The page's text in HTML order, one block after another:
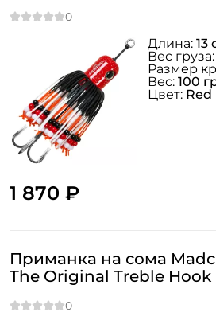
1 870 ₽
Длина: 13
Вес груза:
Размер
Вес: 100
Цвет: Red
Приманка на сома
The Original Treble